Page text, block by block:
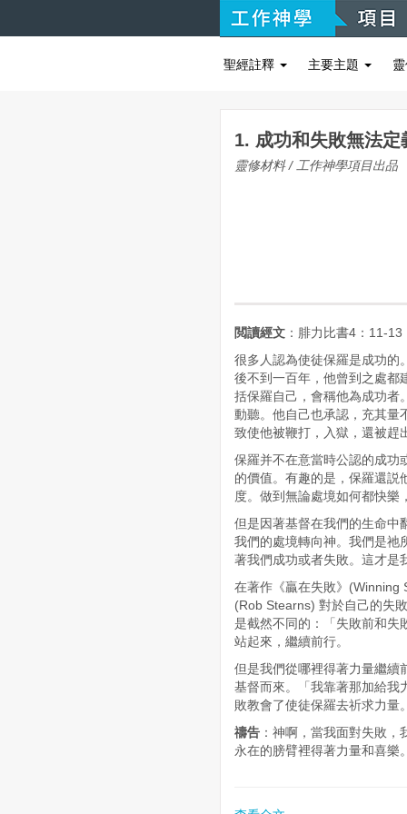
聖經註釋 主要主題
1. 成功和失敗無法定
靈修材料 / 工作神學項目出品
閲讀經文 ：腓力比書4：11-13
很多人認為使徒保羅是成功的
後不到一百年，他曾到之處都
括保羅自己，會稱他為成功者
動聽。他自己也承認，充其量
致使他被鞭打，入獄，還被趕
保羅并不在意當時公認的成功
的價值。有趣的是，保羅還説
度。做到無論處境如何都快
但是因著基督在我們的生命中
我們的處境轉向神。我們是
著我們成功或者失敗。這才是
在著作《贏在失敗》(Winning
(Rob Stearns) 對於自己的失
是截然不同的：「失敗前和失
站起來，繼續前行。
但是我們從哪裡得著力量繼續
基督而來。「我靠著那加給我
敗教會了使徒保羅去祈求力量
禱告 ：神啊，當我面對失敗
永在的膀臂裡得著力量和喜樂